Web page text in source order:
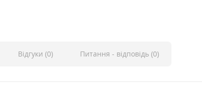
Відгуки (0) Питання - відповідь (0)